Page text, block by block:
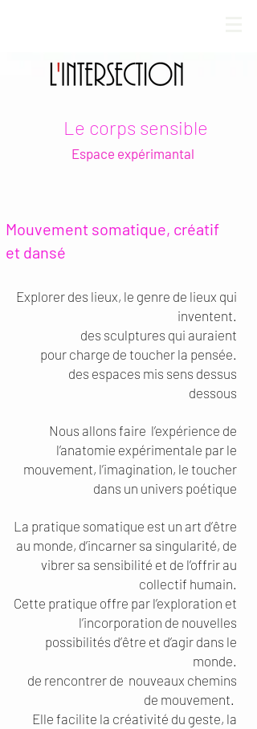
Espace expérimantal
Le corps sensible
Mouvement somatique, créatif
et dansé
Explorer des lieux, le genre de lieux qui
inventent.
des sculptures qui auraient
pour charge de toucher la pensée.
des espaces mis sens dessus
dessous
Nous allons faire l’expérience de
l’anatomie expérimentale par le
mouvement, l’imagination, le toucher
dans un univers poétique
La pratique somatique est un art d’être
au monde, d’incarner sa singularité, de
vibrer sa sensibilité et de l’offrir au
collectif humain.
Cette pratique offre par l’exploration et
l’incorporation de nouvelles
possibilités d’être et d’agir dans le
monde.
de rencontrer de nouveaux chemins
de mouvement.
Elle facilite la créativité du geste, la